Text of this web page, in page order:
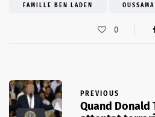
FAMILLE BEN LADEN
0
PREVIOUS
Quand Donald